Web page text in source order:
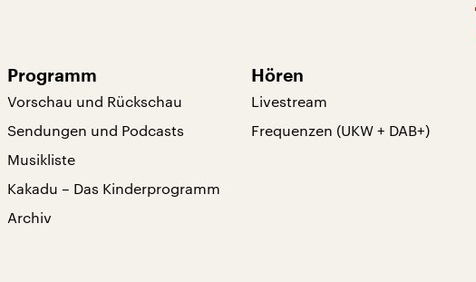
Programm
Vorschau und Rückschau
Sendungen und Podcasts
Musikliste
Kakadu – Das Kinderprogramm
Archiv
Hören
Livestream
Frequenzen (UKW + DAB+)